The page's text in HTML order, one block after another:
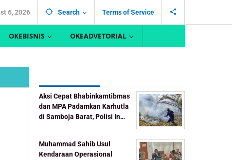
6, 2026 Search Terms of Service
OKEBISNIS OKEADVETORIAL
Aksi Cepat Bhabinkamtibmas
dan MPA Padamkan Karhutla
di Samboja Barat, Polisi In…
Muhammad Sahib Usul
Kendaraan Operasional